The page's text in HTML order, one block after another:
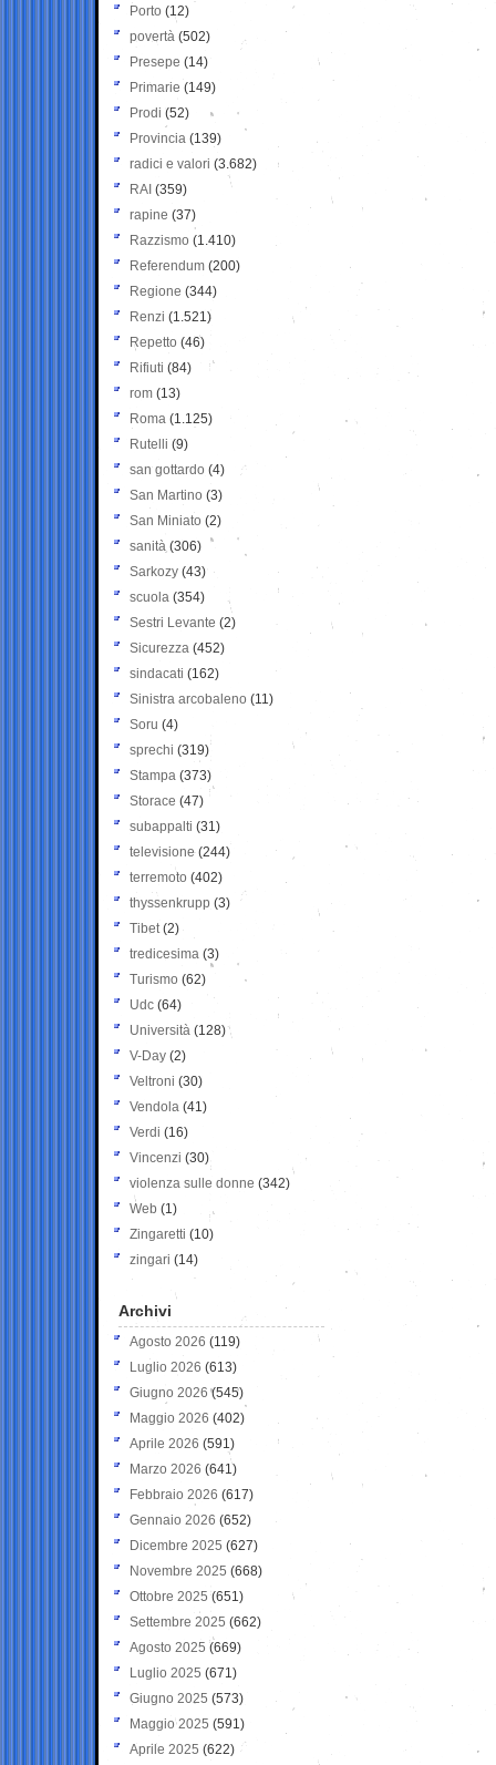
Porto (12)
povertà (502)
Presepe (14)
Primarie (149)
Prodi (52)
Provincia (139)
radici e valori (3.682)
RAI (359)
rapine (37)
Razzismo (1.410)
Referendum (200)
Regione (344)
Renzi (1.521)
Repetto (46)
Rifiuti (84)
rom (13)
Roma (1.125)
Rutelli (9)
san gottardo (4)
San Martino (3)
San Miniato (2)
sanità (306)
Sarkozy (43)
scuola (354)
Sestri Levante (2)
Sicurezza (452)
sindacati (162)
Sinistra arcobaleno (11)
Soru (4)
sprechi (319)
Stampa (373)
Storace (47)
subappalti (31)
televisione(244)
terremoto (402)
thyssenkrupp (3)
Tibet(2)
tredicesima (3)
Turismo (62)
Udc (64)
Università (128)
V-Day (2)
Veltroni (30)
Vendola (41)
Verdi (16)
Vincenzi (30)
violenza sulle donne (342)
Web (1)
Zingaretti (10)
zingari (14)
Archivi
Agosto 2026 (119)
Luglio 2026 (613)
Giugno 2026 (545)
Maggio 2026 (402)
Aprile 2026 (591)
Marzo 2026 (641)
Febbraio 2026 (617)
Gennaio 2026 (652)
Dicembre 2025 (627)
Novembre 2025 (668)
Ottobre 2025 (651)
Settembre 2025 (662)
Agosto 2025 (669)
Luglio 2025 (671)
Giugno 2025 (573)
Maggio 2025 (591)
Aprile 2025 (622)